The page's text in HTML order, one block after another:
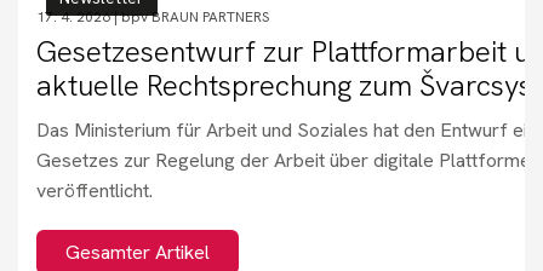
17. 4. 2026 |bpv BRAUN PARTNERS
Gesetzesentwurf zur Plattformarbeit
aktuelle Rechtsprechung zum
Das Ministerium für Arbeit und Soziales hat den Entwurf
Gesetzes zur Regelung der Arbeit über digitale Plattformen
veröffentlicht.
Gesamter Artikel